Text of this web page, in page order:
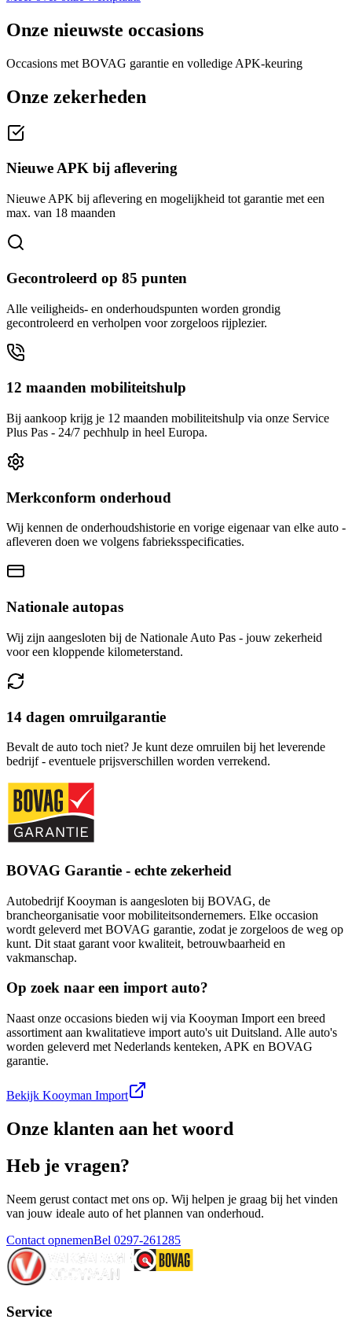
Onze nieuwste occasions
Occasions met BOVAG garantie en volledige APK-keuring
Onze zekerheden
Nieuwe APK bij aflevering
Nieuwe APK bij aflevering en mogelijkheid tot garantie met een
max. van 18 maanden
Gecontroleerd op 85 punten
Alle veiligheids- en onderhoudspunten worden grondig
gecontroleerd en verholpen voor zorgeloos rijplezier.
12 maanden mobiliteitshulp
Bij aankoop krijg je 12 maanden mobiliteitshulp via onze Service
Plus Pas - 24/7 pechhulp in heel Europa.
Merkconform onderhoud
Wij kennen de onderhoudshistorie en vorige eigenaar van elke auto -
afleveren doen we volgens fabrieksspecificaties.
Nationale autopas
Wij zijn aangesloten bij de Nationale Auto Pas - jouw zekerheid
voor een kloppende kilometerstand.
14 dagen omruilgarantie
Bevalt de auto toch niet? Je kunt deze omruilen bij het leverende
bedrijf - eventuele prijsverschillen worden verrekend.
BOVAG Garantie - echte zekerheid
Autobedrijf Kooyman is aangesloten bij BOVAG, de
brancheorganisatie voor mobiliteitsondernemers. Elke occasion
wordt geleverd met BOVAG garantie, zodat je zorgeloos de weg op
kunt. Dit staat garant voor kwaliteit, betrouwbaarheid en
vakmanschap.
Op zoek naar een import auto?
Naast onze occasions bieden wij via Kooyman Import een breed
assortiment aan kwalitatieve import auto's uit Duitsland. Alle auto's
worden geleverd met Nederlands kenteken, APK en BOVAG
garantie.
Bekijk Kooyman Import
Onze klanten aan het woord
Heb je vragen?
Neem gerust contact met ons op. Wij helpen je graag bij het vinden
van jouw ideale auto of het plannen van onderhoud.
Contact opnemenBel 0297-261285
Service